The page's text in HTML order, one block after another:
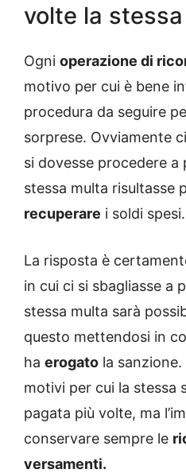
volte la
Ogni operazione di
motivo per cui è bene
procedura da seguire
sorprese. Ovviamente
si dovesse procedere a
stessa multa risultasse
recuperare i soldi spesi.
La risposta è
in cui ci si sbagliasse a
stessa multa sarà
questo mettendosi in
ha erogato la
motivi per cui la stessa
pagata più volte, ma
conservare sempre le
versamenti.